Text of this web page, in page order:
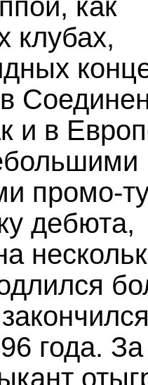
как
клубах,
и в
промо-
дебюта,
года. За